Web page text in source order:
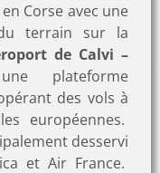
Corse avec une
terrain sur la
de Calvi –
plateforme
des vols à
européennes.
desservi
et Air France.